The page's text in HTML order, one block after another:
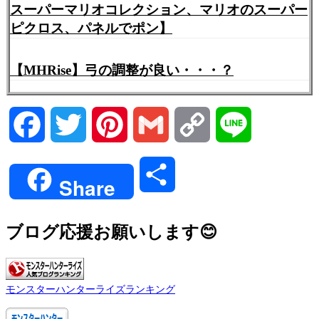
スーパーマリオコレクション、マリオのスーパー
ピクロス、パネルでポン】
【MHRise】弓の調整が良い・・・？
Facebook Twitter Pinterest Gmail Copy
Share
ブログ応援お願いします😊
モンスターハンターライズランキング